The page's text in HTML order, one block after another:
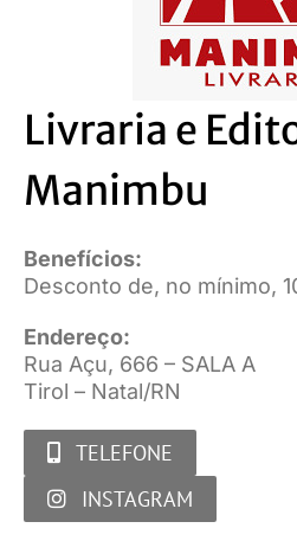
Livraria e
Manimbu
Benefícios:
Desconto de, no mínimo,
Endereço:
Rua Açu, 666 – SALA A
Tirol – Natal/RN
TELEFONE
INSTAGRAM